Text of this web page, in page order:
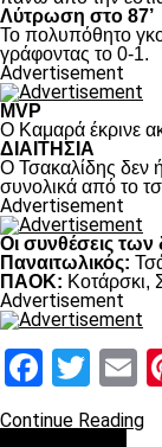
Λύτρωση στο 87’
Το πολυπόθητο
γράφοντας το 0-1.
Advertisement
MVP
Ο Καμαρά έκρινε
ΔΙΑΙΤΗΣΙΑ
Ο Τσακαλίδης δεν
συνολικά από το
Advertisement
Οι συνθέσεις
Παναιτωλικός:
ΠΑΟΚ: Κοτάρσκι,
Advertisement
Continue Reading